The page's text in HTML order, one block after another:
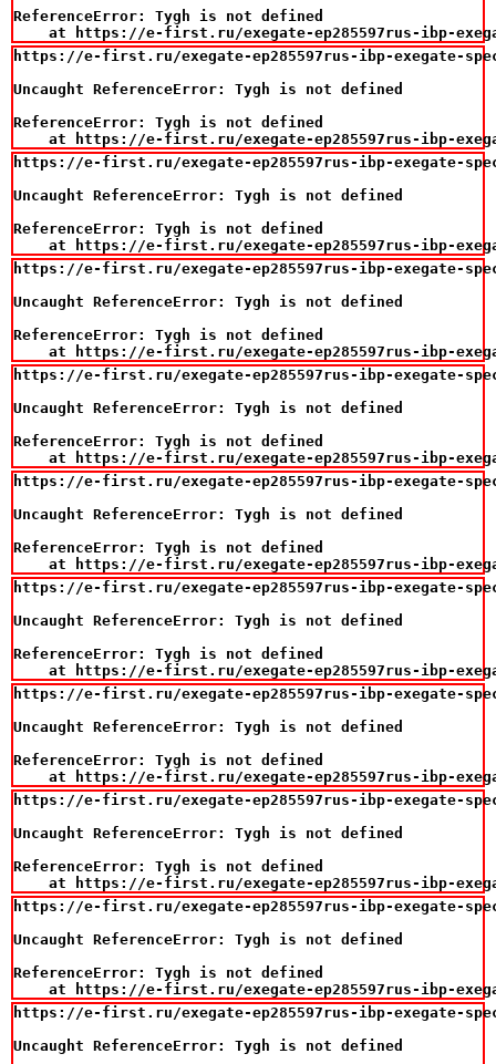
ReferenceError: Tygh is not defined
at https://e-first.ru/exegate-ep285597rus-ibp-
https://e-first.ru/exegate-ep285597rus-ibp-exegate-
Uncaught ReferenceError: Tygh is not defined
ReferenceError: Tygh is not defined
at https://e-first.ru/exegate-ep285597rus-ibp-
https://e-first.ru/exegate-ep285597rus-ibp-exegate-
Uncaught ReferenceError: Tygh is not defined
ReferenceError: Tygh is not defined
at https://e-first.ru/exegate-ep285597rus-ibp-
https://e-first.ru/exegate-ep285597rus-ibp-exegate-
Uncaught ReferenceError: Tygh is not defined
ReferenceError: Tygh is not defined
at https://e-first.ru/exegate-ep285597rus-ibp-
https://e-first.ru/exegate-ep285597rus-ibp-exegate-
Uncaught ReferenceError: Tygh is not defined
ReferenceError: Tygh is not defined
at https://e-first.ru/exegate-ep285597rus-ibp-
https://e-first.ru/exegate-ep285597rus-ibp-exegate-
Uncaught ReferenceError: Tygh is not defined
ReferenceError: Tygh is not defined
at https://e-first.ru/exegate-ep285597rus-ibp-
https://e-first.ru/exegate-ep285597rus-ibp-exegate-
Uncaught ReferenceError: Tygh is not defined
ReferenceError: Tygh is not defined
at https://e-first.ru/exegate-ep285597rus-ibp-
https://e-first.ru/exegate-ep285597rus-ibp-exegate-
Uncaught ReferenceError: Tygh is not defined
ReferenceError: Tygh is not defined
at https://e-first.ru/exegate-ep285597rus-ibp-
https://e-first.ru/exegate-ep285597rus-ibp-exegate-
Uncaught ReferenceError: Tygh is not defined
ReferenceError: Tygh is not defined
at https://e-first.ru/exegate-ep285597rus-ibp-
https://e-first.ru/exegate-ep285597rus-ibp-exegate-
Uncaught ReferenceError: Tygh is not defined
ReferenceError: Tygh is not defined
at https://e-first.ru/exegate-ep285597rus-ibp-
https://e-first.ru/exegate-ep285597rus-ibp-exegate-
Uncaught ReferenceError: Tygh is not defined